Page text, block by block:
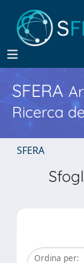
SFERA
Ricerca
SFERA
Ordina per: